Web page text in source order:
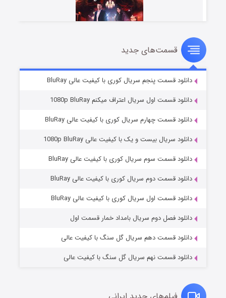
سریال زشت
قسمت۵ (زیرنویس) منتشر شد
وستی ها
قسمت۱ (زیرنویس) منتشر شد
قسمت‌های جدید
دانلود قسمت پنجم سریال کوری با کیفیت عالی BluRay
دانلود قسمت اول سریال اعتراف میکنم 1080p BluRay
دانلود قسمت چهارم سریال کوری با کیفیت عالی BluRay
دانلود سریال بیست و یک با کیفیت عالی 1080p BluRay
دانلود قسمت سوم سریال کوری با کیفیت عالی BluRay
دانلود قسمت دوم سریال کوری با کیفیت عالی BluRay
دانلود قسمت اول سریال کوری با کیفیت عالی BluRay
دانلود فصل دوم سریال بامداد خمار قسمت اول
دانلود قسمت دهم سریال گل سنگ با کیفیت عالی
دانلود قسمت نهم سریال گل سنگ با کیفیت عالی